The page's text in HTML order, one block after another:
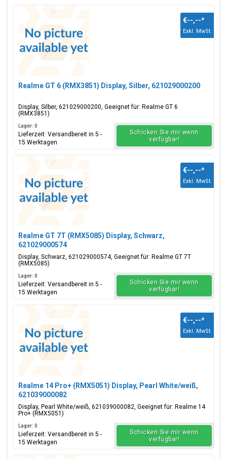
Realme GT 6 (RMX3851) Display, Silber, 621029000200
Display, Silber, 621029000200, Geeignet für: Realme GT 6
(RMX3851)
€--,--*
Exkl. MwSt.
Lager: 0
Lieferzeit: Versandbereit in 5 -
15 Werktagen
Schicken Sie mir wenn
verfügbar!
Realme GT 7T (RMX5085) Display, Schwarz,
621029000574
Display, Schwarz, 621029000574, Geeignet für: Realme GT 7T
(RMX5085)
€--,--*
Exkl. MwSt.
Lager: 0
Lieferzeit: Versandbereit in 5 -
15 Werktagen
Schicken Sie mir wenn
verfügbar!
Realme 14 Pro+ (RMX5051) Display, Pearl White/weiß,
621039000082
Display, Pearl White/weiß, 621039000082, Geeignet für: Realme 14
Pro+ (RMX5051)
€--,--*
Exkl. MwSt.
Lager: 0
Lieferzeit: Versandbereit in 5 -
15 Werktagen
Schicken Sie mir wenn
verfügbar!